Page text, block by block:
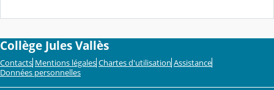
Collège Jules Vallès
Contacts Mentions légales Chartes d'utilisation Assistance
Données personnelles